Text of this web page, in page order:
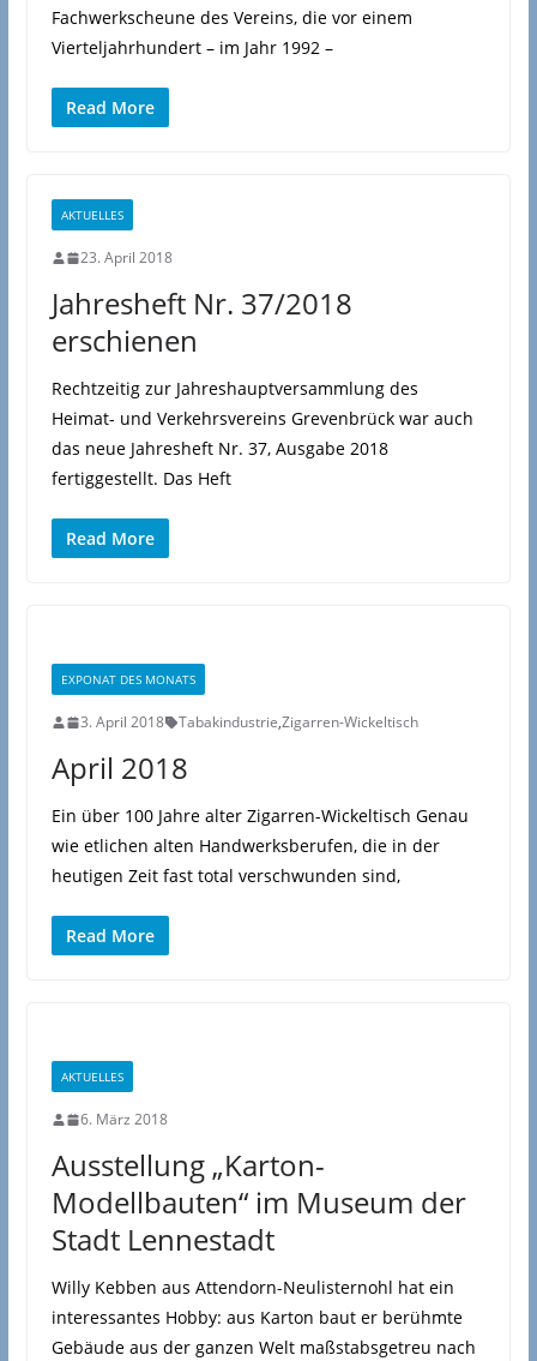
Fachwerkscheune des Vereins, die vor einem
Vierteljahrhundert – im Jahr 1992 –
Read More
AKTUELLES
23. April 2018
Jahresheft Nr. 37/2018
erschienen
Rechtzeitig zur Jahreshauptversammlung des
Heimat- und Verkehrsvereins Grevenbrück war auch
das neue Jahresheft Nr. 37, Ausgabe 2018
fertiggestellt. Das Heft
Read More
EXPONAT DES MONATS
3. April 2018 Tabakindustrie,Zigarren-Wickeltisch
April 2018
Ein über 100 Jahre alter Zigarren-Wickeltisch Genau
wie etlichen alten Handwerksberufen, die in der
heutigen Zeit fast total verschwunden sind,
Read More
AKTUELLES
6. März 2018
Ausstellung „Karton-
Modellbauten“ im Museum der
Stadt Lennestadt
Willy Kebben aus Attendorn-Neulisternohl hat ein
interessantes Hobby: aus Karton baut er berühmte
Gebäude aus der ganzen Welt maßstabsgetreu nach